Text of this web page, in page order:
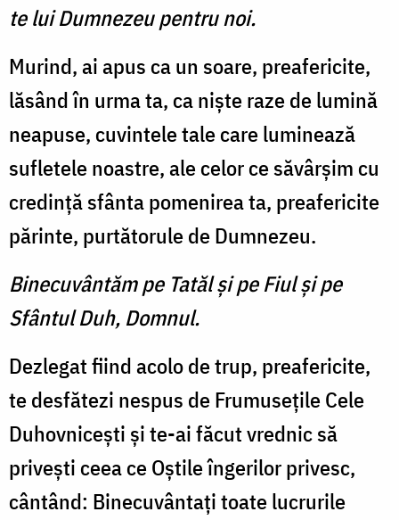
te lui Dumnezeu pentru noi.
Murind, ai apus ca un soare, preafericite,
lăsând în urma ta, ca nişte raze de lumină
neapuse, cuvintele tale care luminează
sufletele noastre, ale celor ce săvârşim cu
credinţă sfânta pomenirea ta, preafericite
părinte, purtătorule de Dumnezeu.
Binecuvântăm pe Tatăl şi pe Fiul şi pe
Sfântul Duh, Domnul.
Dezlegat fiind acolo de trup, preafericite,
te desfătezi nespus de Frumuseţile Cele
Duhovniceşti şi te-ai făcut vrednic să
priveşti ceea ce Oştile îngerilor privesc,
cântând: Binecuvântaţi toate lucrurile